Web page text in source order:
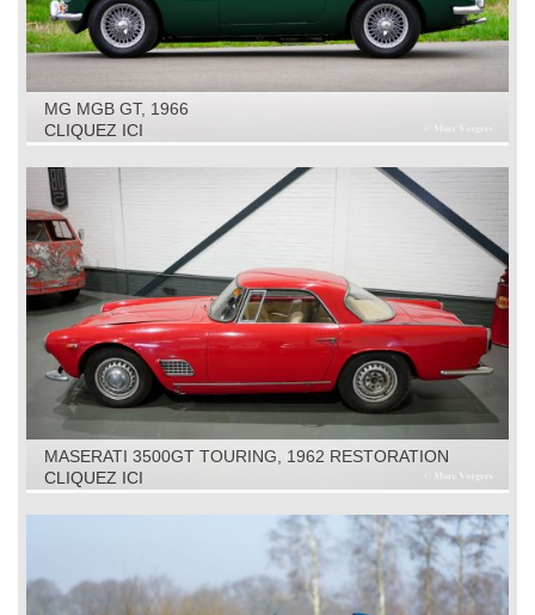
MG MGB GT, 1966
CLIQUEZ ICI
MASERATI 3500GT TOURING, 1962 RESTORATION
OBJECT
CLIQUEZ ICI